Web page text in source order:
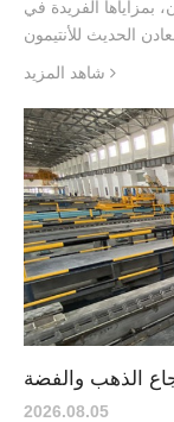
بمزاياها الفريدة في
الحديث للأنتيمون
الذهب والفضة
2026.08.05